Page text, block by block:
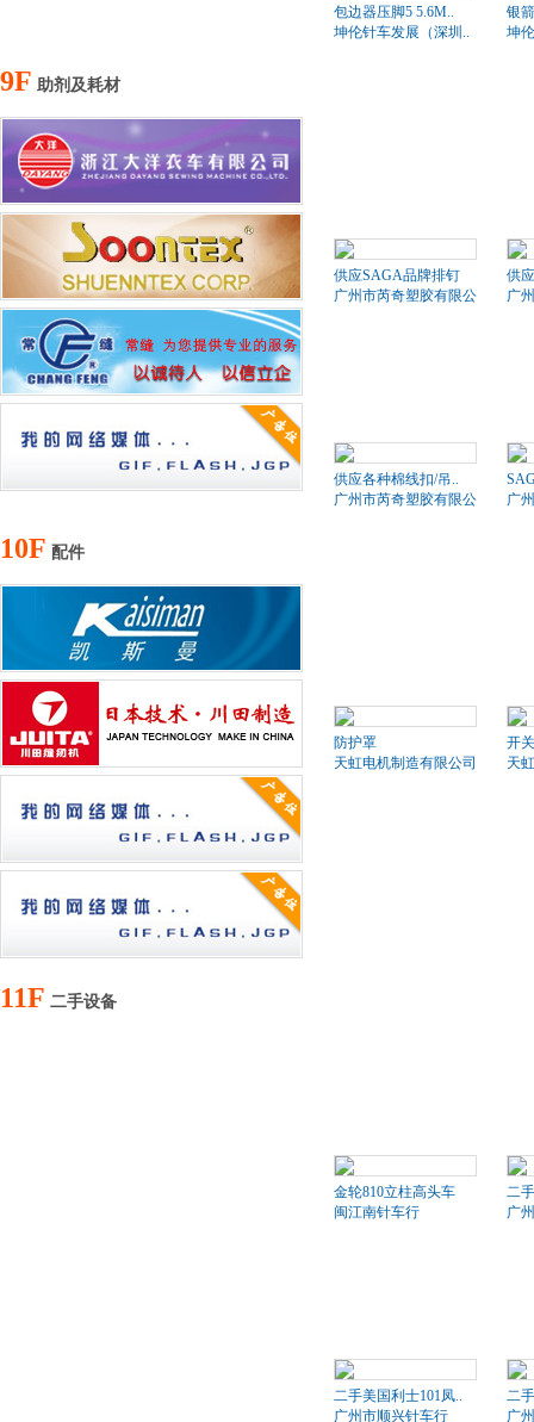
包边器压脚5 5.6M..
坤伦针车发展（深圳..
银
坤
9F 助剂及耗材
供应SAGA品牌排钉
广州市芮奇塑胶有限公司
供
广
供应各种棉线扣/吊..
广州市芮奇塑胶有限公司
广
10F 配件
防护罩
天虹电机制造有限公司
开关
天
11F 二手设备
金轮810立柱高头车
闽江南针车行
二
广
二手美国利士101凤..
广州市顺兴针车行
二
广